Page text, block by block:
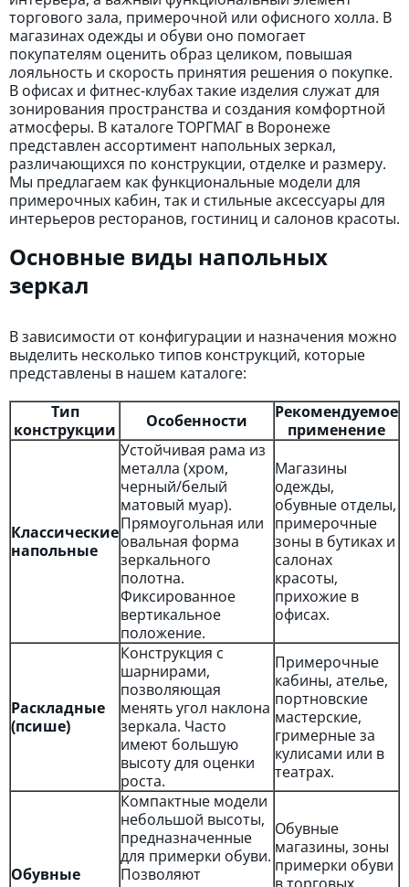
торгового зала, примерочной или офисного холла. В
магазинах одежды и обуви оно помогает
покупателям оценить образ целиком, повышая
лояльность и скорость принятия решения о покупке.
В офисах и фитнес-клубах такие изделия служат для
зонирования пространства и создания комфортной
атмосферы. В каталоге ТОРГМАГ в Воронеже
представлен ассортимент напольных зеркал,
различающихся по конструкции, отделке и размеру.
Мы предлагаем как функциональные модели для
примерочных кабин, так и стильные аксессуары для
интерьеров ресторанов, гостиниц и салонов красоты.
Основные виды напольных
зеркал
В зависимости от конфигурации и назначения можно
выделить несколько типов конструкций, которые
представлены в нашем каталоге:
Тип
конструкции
Особенности
Рекомендуемое
применение
Классические
напольные
Устойчивая рама из
металла (хром,
черный/белый
матовый муар).
Прямоугольная или
овальная форма
зеркального
полотна.
Фиксированное
вертикальное
положение.
Магазины
одежды,
обувные отделы,
примерочные
зоны в бутиках и
салонах
красоты,
прихожие в
офисах.
Раскладные
(псише)
Конструкция с
шарнирами,
позволяющая
менять угол наклона
зеркала. Часто
имеют большую
высоту для оценки
роста.
Примерочные
кабины, ателье,
портновские
мастерские,
гримерные за
кулисами или в
театрах.
Обувные
Компактные модели
небольшой высоты,
предназначенные
для примерки обуви.
Позволяют
Обувные
магазины, зоны
примерки обуви